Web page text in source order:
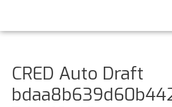
CRED Auto Draft